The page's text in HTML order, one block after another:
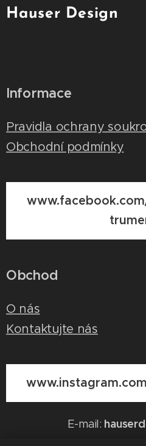
Hauser Design
Informace
Pravidla ochrany
Obchodní podmínky
Obchod
O nás
Kontaktujte nás
E-mail: